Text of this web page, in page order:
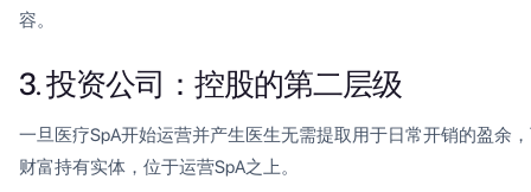
容。
3. 投资公司：控股的第二层级
一旦医疗SpA开始运营并产生医生无需提取用于日常开销的盈余
财富持有实体，位于运营SpA之上。